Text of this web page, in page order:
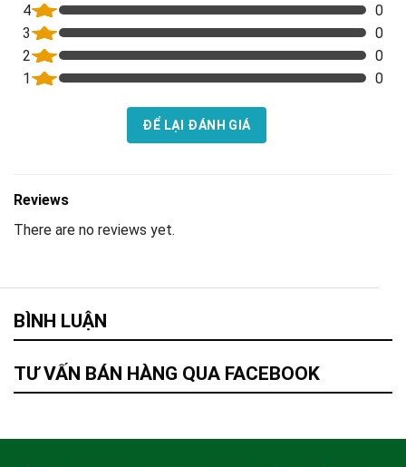
4
0
3
0
2
0
1
0
ĐỂ LẠI ĐÁNH GIÁ
Reviews
There are no reviews yet.
BÌNH LUẬN
TƯ VẤN BÁN HÀNG QUA FACEBOOK